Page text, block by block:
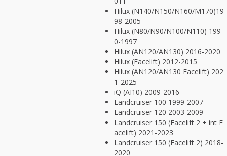
Hilux (N140/N150/N160/M170)19
98-2005
Hilux (N80/N90/N100/N110) 199
0-1997
Hilux (AN120/AN130) 2016-2020
Hilux (Facelift) 2012-2015
Hilux (AN120/AN130 Facelift) 202
1-2025
iQ (AI10) 2009-2016
Landcruiser 100 1999-2007
Landcruiser 120 2003-2009
Landcruiser 150 (Facelift 2 + int F
acelift) 2021-2023
Landcruiser 150 (Facelift 2) 2018-
2020